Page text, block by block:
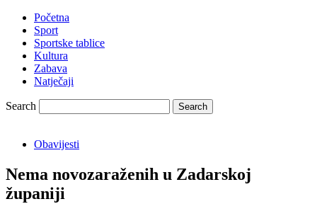
Početna
Sport
Sportske tablice
Kultura
Zabava
Natječaji
Search
Obavijesti
Nema novozaraženih u Zadarskoj
županiji